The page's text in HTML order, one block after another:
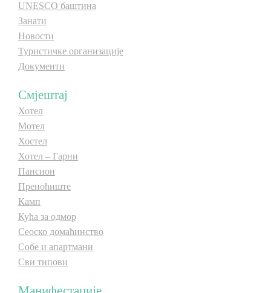
UNESCO баштина
Занати
Новости
Туристичке организације
Документи
Смјештај
Хотел
Мотел
Хостел
Хотел – Гарни
Пансион
Преноћиште
Камп
Кућа за одмор
Сеоско домаћинство
Собе и апартмани
Сви типови